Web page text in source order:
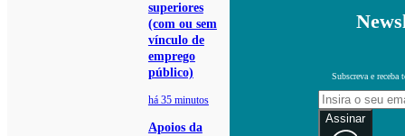
superiores
(com ou sem
vínculo de
emprego
público)
há 35 minutos
Apoios da
Subscreva e receba
Assinar